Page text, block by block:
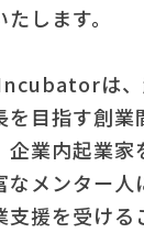
します。
は、
を目指す創業
企業内起業家
なメンター人
支援を受ける